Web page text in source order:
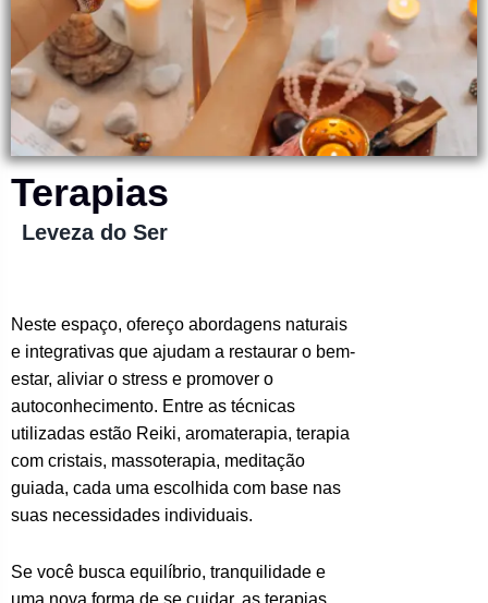
Terapias
Leveza do Ser
Neste espaço, ofereço abordagens naturais
e integrativas que ajudam a restaurar o bem-
estar, aliviar o stress e promover o
autoconhecimento. Entre as técnicas
utilizadas estão Reiki, aromaterapia, terapia
com cristais, massoterapia, meditação
guiada, cada uma escolhida com base nas
suas necessidades individuais.
Se você busca equilíbrio, tranquilidade e
uma nova forma de se cuidar, as terapias